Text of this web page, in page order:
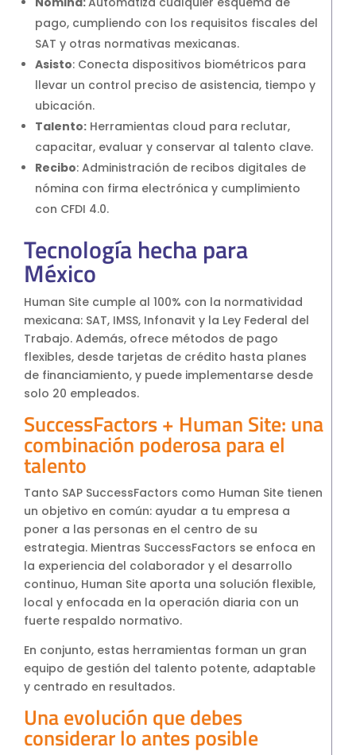
pago, cumpliendo con los requisitos fiscales del
SAT y otras normativas mexicanas.
Asisto: Conecta dispositivos biométricos para
llevar un control preciso de asistencia, tiempo y
ubicación.
Talento: Herramientas cloud para reclutar,
capacitar, evaluar y conservar al talento clave.
Recibo: Administración de recibos digitales de
nómina con firma electrónica y cumplimiento
con CFDI 4.0.
Tecnología hecha para
México
Human Site cumple al 100% con la normatividad
mexicana: SAT, IMSS, Infonavit y la Ley Federal del
Trabajo. Además, ofrece métodos de pago
flexibles, desde tarjetas de crédito hasta planes
de financiamiento, y puede implementarse desde
solo 20 empleados.
SuccessFactors + Human Site: una
combinación poderosa para el
talento
Tanto SAP SuccessFactors como Human Site tienen
un objetivo en común: ayudar a tu empresa a
poner a las personas en el centro de su
estrategia. Mientras SuccessFactors se enfoca en
la experiencia del colaborador y el desarrollo
continuo, Human Site aporta una solución flexible,
local y enfocada en la operación diaria con un
fuerte respaldo normativo.
En conjunto, estas herramientas forman un gran
equipo de gestión del talento potente, adaptable
y centrado en resultados.
Una evolución que debes
considerar lo antes posible